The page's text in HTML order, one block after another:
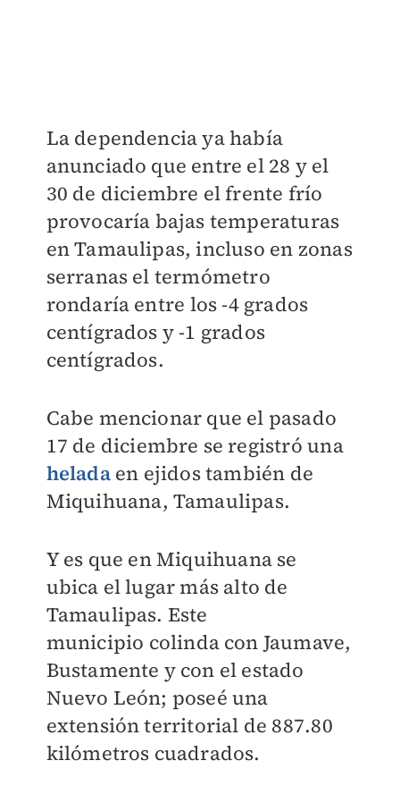
La dependencia ya había
anunciado que entre el 28 y el
30 de diciembre el frente frío
provocaría bajas temperaturas
en Tamaulipas, incluso en zonas
serranas el termómetro
rondaría entre los -4 grados
centígrados y -1 grados
centígrados.
Cabe mencionar que el pasado
17 de diciembre se registró una
heladaen ejidos también de
Miquihuana, Tamaulipas.
Y es que enMiquihuana se
ubica el lugar más alto de
Tamaulipas. Este
municipio colinda con Jaumave,
Bustamente y con el estado
Nuevo León; poseé una
extensión territorial de 887.80
kilómetros cuadrados.